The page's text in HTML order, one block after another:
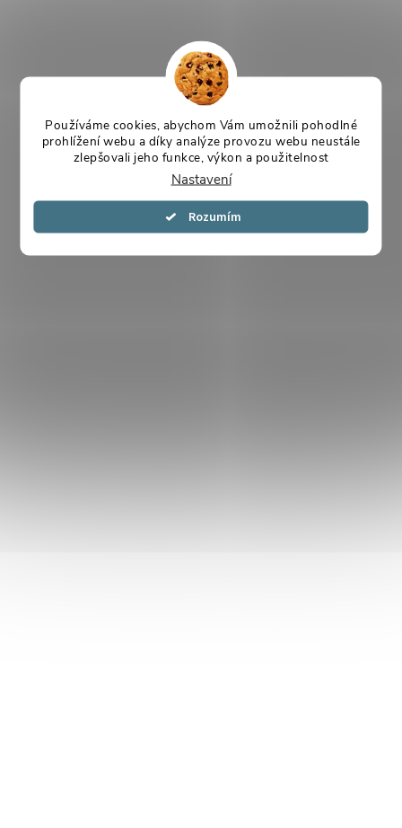
Používáme cookies, abychom Vám umožnili pohodlné
prohlížení webu a díky analýze provozu webu neustále
zlepšovali jeho funkce, výkon a použitelnost
Nastavení
Souhlasím